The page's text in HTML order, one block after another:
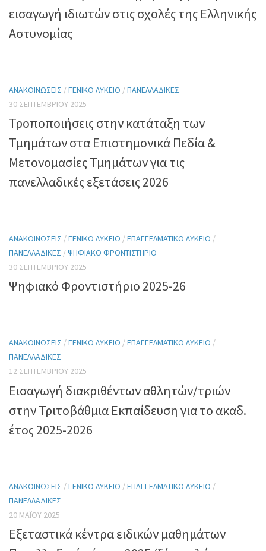
εισαγωγή ιδιωτών στις σχολές της Ελληνικής
Αστυνομίας
ΑΝΑΚΟΙΝΏΣΕΙΣ /ΓΕΝΙΚΌ ΛΎΚΕΙΟ /ΠΑΝΕΛΛΑΔΙΚΈΣ
30 ΣΕΠΤΕΜΒΡΊΟΥ 2025
Τροποποιήσεις στην κατάταξη των
Τμημάτων στα Επιστημονικά Πεδία &
Μετονομασίες Τμημάτων για τις
πανελλαδικές εξετάσεις 2026
ΑΝΑΚΟΙΝΏΣΕΙΣ /ΓΕΝΙΚΌ ΛΎΚΕΙΟ /ΕΠΑΓΓΕΛΜΑΤΙΚΌ ΛΎΚΕΙΟ /
ΠΑΝΕΛΛΑΔΙΚΈΣ /ΨΗΦΙΑΚΌ ΦΡΟΝΤΙΣΤΉΡΙΟ
30 ΣΕΠΤΕΜΒΡΊΟΥ 2025
Ψηφιακό Φροντιστήριο 2025-26
ΑΝΑΚΟΙΝΏΣΕΙΣ /ΓΕΝΙΚΌ ΛΎΚΕΙΟ /ΕΠΑΓΓΕΛΜΑΤΙΚΌ ΛΎΚΕΙΟ /
ΠΑΝΕΛΛΑΔΙΚΈΣ
12 ΣΕΠΤΕΜΒΡΊΟΥ 2025
Εισαγωγή διακριθέντων αθλητών/τριών
στην Τριτοβάθμια Εκπαίδευση για το ακαδ.
έτος 2025-2026
ΑΝΑΚΟΙΝΏΣΕΙΣ /ΓΕΝΙΚΌ ΛΎΚΕΙΟ /ΕΠΑΓΓΕΛΜΑΤΙΚΌ ΛΎΚΕΙΟ /
ΠΑΝΕΛΛΑΔΙΚΈΣ
20 ΜΑΪ́ΟΥ 2025
Εξεταστικά κέντρα ειδικών μαθημάτων